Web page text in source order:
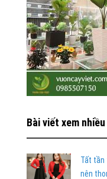
Bài viết xem nhiều
Tất tần
nên